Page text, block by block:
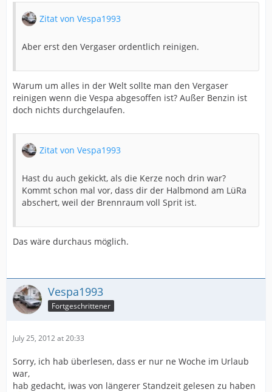
Zitat von Vespa1993
Aber erst den Vergaser ordentlich reinigen.
Warum um alles in der Welt sollte man den Vergaser
reinigen wenn die Vespa abgesoffen ist? Außer Benzin ist
doch nichts durchgelaufen.
Zitat von Vespa1993
Hast du auch gekickt, als die Kerze noch drin war?
Kommt schon mal vor, dass dir der Halbmond am LüRa
abschert, weil der Brennraum voll Sprit ist.
Das wäre durchaus möglich.
Vespa1993
Fortgeschrittener
July 25, 2012 at 20:33
Sorry, ich hab überlesen, dass er nur ne Woche im Urlaub
war,
hab gedacht, iwas von längerer Standzeit gelesen zu haben